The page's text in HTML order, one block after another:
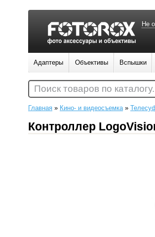
Главная » Кино- и видеосъемка»
Контроллер
Не
Адаптеры Объективы Вспышки
Поиск товаров по